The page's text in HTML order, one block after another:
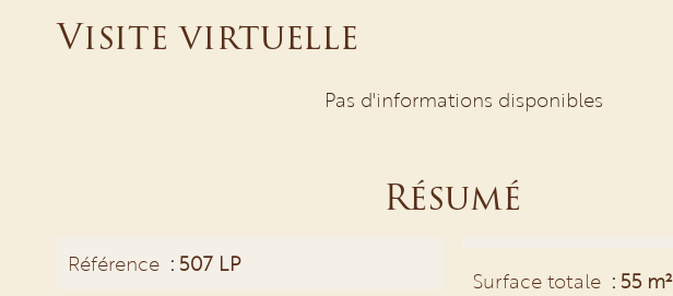
Visite virtuelle
Pas d'informations disponibles
Résumé
Référence 507 LP
Surface totale 55 m²